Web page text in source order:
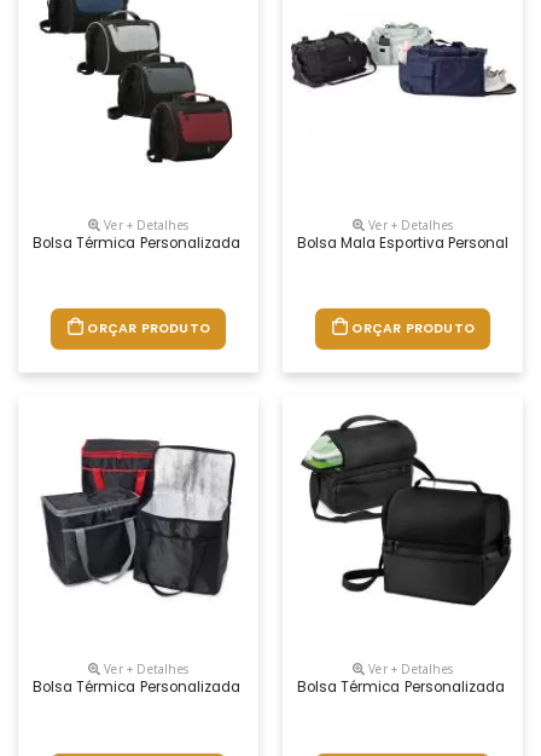
Ver + Detalhes
Bolsa Térmica Personalizada
ORÇAR PRODUTO
Ver + Detalhes
Bolsa Mala Esportiva
ORÇAR PRODUTO
Ver + Detalhes
Bolsa Térmica Personalizada
Ver + Detalhes
Bolsa Térmica Personalizada